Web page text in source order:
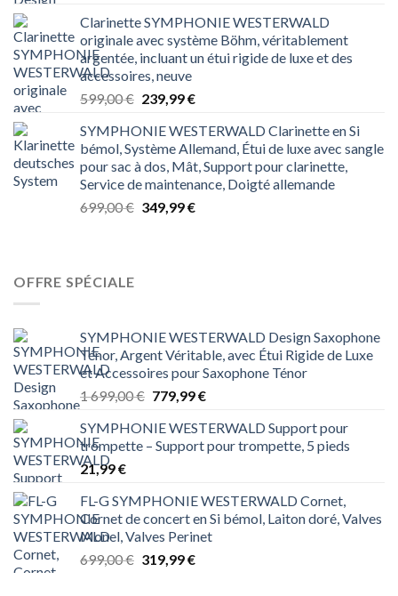
initial
était :
1 199,00 €.
actuel
est :
499,99 €.
Clarinette SYMPHONIE WESTERWALD
originale avec système Böhm, véritablement
argentée, incluant un étui rigide de luxe et des
accessoires, neuve
599,00€ Le
initial
était :
599,00 €.
239,99€Le
actuel
est :
239,99 €.
SYMPHONIE WESTERWALD Clarinette en Si
bémol, Système Allemand, Étui de luxe avec sangle
pour sac à dos, Mât, Support pour clarinette,
Service de maintenance, Doigté allemande
699,00€ Le
349,99€Le
OFFRE SPÉCIALE
SYMPHONIE WESTERWALD Design Saxophone
Ténor, Argent Véritable, avec Étui Rigide de Luxe
et Accessoires pour Saxophone Ténor
1 699,00€ Le
initial
était :
779,99€Le
actuel
est :
SYMPHONIE WESTERWALD Support pour
trompette – Support pour trompette, 5 pieds
21,99€
FL-G SYMPHONIE WESTERWALD Cornet,
Cornet de concert en Si bémol, Laiton doré, Valves
Monel, Valves Perinet
699,00€ Le
319,99€Le